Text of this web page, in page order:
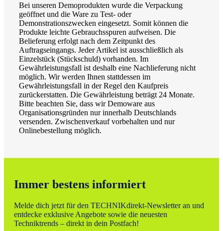
Bei unseren Demoprodukten wurde die Verpackung
geöffnet und die Ware zu Test- oder
Demonstrationszwecken eingesetzt. Somit können die
Produkte leichte Gebrauchsspuren aufweisen. Die
Belieferung erfolgt nach dem Zeitpunkt des
Auftragseingangs. Jeder Artikel ist ausschließlich als
Einzelstück (Stückschuld) vorhanden. Im
Gewährleistungsfall ist deshalb eine Nachlieferung nicht
möglich. Wir werden Ihnen stattdessen im
Gewährleistungsfall in der Regel den Kaufpreis
zurückerstatten. Die Gewährleistung beträgt 24 Monate.
Bitte beachten Sie, dass wir Demoware aus
Organisationsgründen nur innerhalb Deutschlands
versenden. Zwischenverkauf vorbehalten und nur
Onlinebestellung möglich.
Immer bestens informiert
Melde dich jetzt für den TECHNIKdirekt-Newsletter an und
entdecke exklusive Angebote sowie die neuesten
Techniktrends – direkt in dein Postfach!